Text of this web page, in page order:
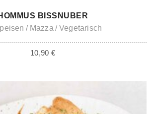
IN DEN WARENKORB
BISSNUBER
Mazza Vegetarisch
10,90 €